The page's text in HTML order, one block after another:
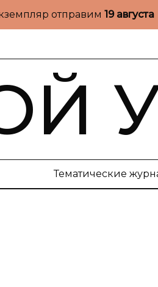
отправим 19 августа
Тематические